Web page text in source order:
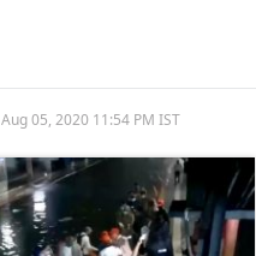
Aug 05, 2020 11:54 PM IST